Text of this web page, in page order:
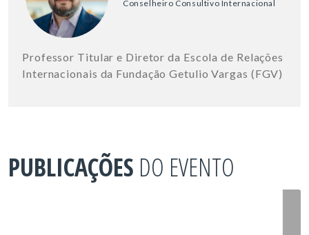
Conselheiro Consultivo Internacional
Professor Titular e Diretor da Escola de Relações
Internacionais da Fundação Getulio Vargas (FGV)
PUBLICAÇÕES DO EVENTO